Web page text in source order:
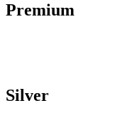
Premium
Silver